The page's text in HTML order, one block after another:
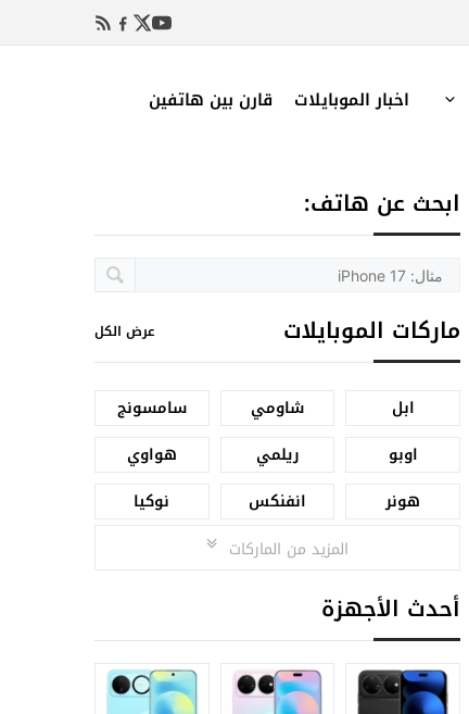
اخبار الموبايلات قارن بين هاتفين
ابحث عن هاتف:
ماركات الموبايلات عرض الكل
ابل شاومي
سامسونج
اوبو
ريلمي
هواوي
هونر
انفنكس
نوكيا
المزيد من الماركات
أحدث الأجهزة